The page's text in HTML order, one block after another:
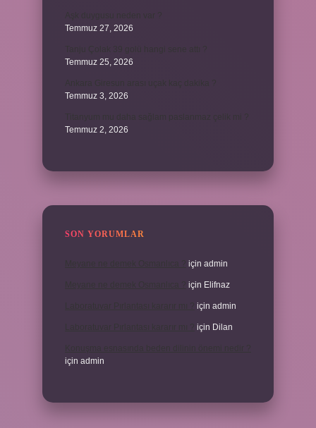
Temmuz 27, 2026
Temmuz 25, 2026
Temmuz 3, 2026
Temmuz 2, 2026
SON YORUMLAR
için admin
için Elifnaz
için admin
için Dilan
için admin